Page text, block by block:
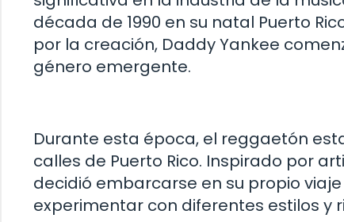
década de 1990 en su natal Puerto
por la creación, Daddy Yankee
género emergente.
Durante esta época, el reggaetón
calles de Puerto Rico. Inspirado por
decidió embarcarse en su propio
experimentar con diferentes estilos y